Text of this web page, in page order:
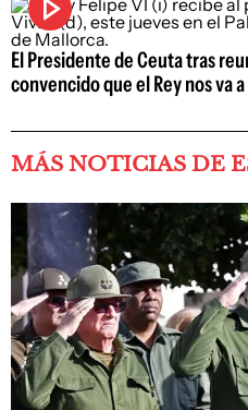
El Presidente de Ceuta tras
convencido que el Rey nos va
MÁS NOTICIAS DE